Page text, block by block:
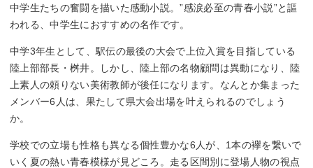
中学生たちの奮闘を描いた感動小説。”感涙必至の青春小説”と謳
われる、中学生におすすめの名作です。
中学3年生として、駅伝の最後の大会で上位入賞を目指している
陸上部部長・桝井。しかし、陸上部の名物顧問は異動になり、陸
上素人の頼りない美術教師が後任になります。なんとか集まった
メンバー6人は、果たして県大会出場を叶えられるのでしょう
か。
学校での立場も性格も異なる個性豊かな6人が、1本の襷を繋いで
いく夏の熱い青春模様が見どころ。走る区間別に登場人物の視点